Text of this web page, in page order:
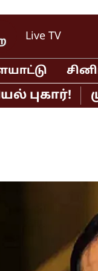
Live TV